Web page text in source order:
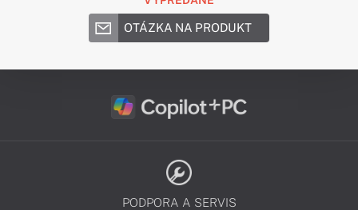
OTÁZKA NA PRODUKT
PODPORA A SERVIS